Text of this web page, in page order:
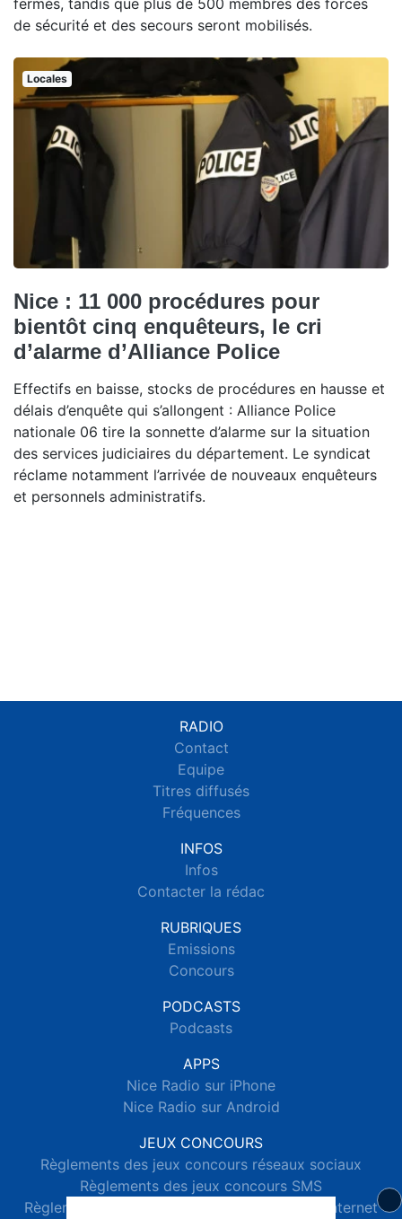
de sécurité et des secours seront mobilisés.
Locales
Nice : 11 000 procédures pour
bientôt cinq enquêteurs, le cri
d’alarme d’Alliance Police
Effectifs en baisse, stocks de procédures en hausse et
délais d’enquête qui s’allongent : Alliance Police
nationale 06 tire la sonnette d’alarme sur la situation
des services judiciaires du département. Le syndicat
réclame notamment l’arrivée de nouveaux enquêteurs
et personnels administratifs.
RADIO
Contact
Equipe
Titres diffusés
Fréquences
INFOS
Infos
Contacter la rédac
RUBRIQUES
Emissions
Concours
PODCASTS
Podcasts
APPS
Nice Radio sur iPhone
Nice Radio sur Android
JEUX CONCOURS
Règlements des jeux concours réseaux sociaux
Règlements des jeux concours SMS
Règlements des jeux concours téléphone et internet